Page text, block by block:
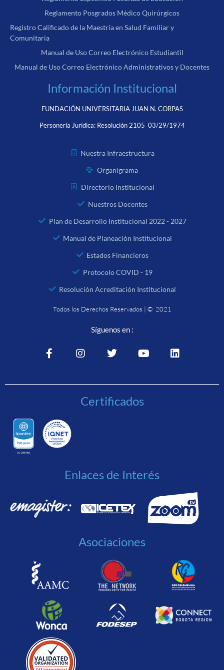
Reglamento Posgrados Médico Quirúrgicos
Registro Calificado de la Maestría en Salud Familiar y
Comunitaria
Manual de Uso Correo Electrónico Estudiantil
Manual de Uso Correo Electrónico Administrativos y Docentes
Información Institucional
FUNDACIÓN UNIVERSITARIA JUAN N. CORPAS
Personería Jurídica: Resolución 2105 03/29/1974
Nuestra Infraestructura
Organigrama
Directorio Institucional
Nuestros Docentes
Plan de Desarrollo Institucional 2022 - 2027
Manual de Planeación Institucional
Estados Financieros
Protocolo COVID - 19
Resolución Acreditación Institucional
Todos los Derechos Reservados | © 2021
Síguenos en :
Certificados
Enlaces de Interés
Asociaciones